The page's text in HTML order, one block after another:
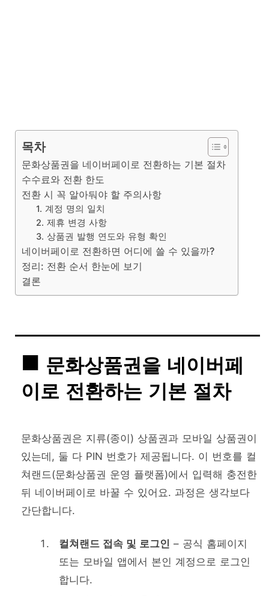
목차
문화상품권을 네이버페이로 전환하는 기본 절차
수수료와 전환 한도
전환 시 꼭 알아둬야 할 주의사항
1. 계정 명의 일치
2. 제휴 변경 사항
3. 상품권 발행 연도와 유형 확인
네이버페이로 전환하면 어디에 쓸 수 있을까?
정리: 전환 순서 한눈에 보기
결론
문화상품권을 네이버페
이로 전환하는 기본 절차
문화상품권은 지류(종이) 상품권과 모바일 상품권이
있는데, 둘 다 PIN 번호가 제공됩니다. 이 번호를 컬
쳐랜드(문화상품권 운영 플랫폼)에서 입력해 충전한
뒤 네이버페이로 바꿀 수 있어요. 과정은 생각보다
간단합니다.
컬쳐랜드 접속 및 로그인 – 공식 홈페이지
또는 모바일 앱에서 본인 계정으로 로그인
합니다.